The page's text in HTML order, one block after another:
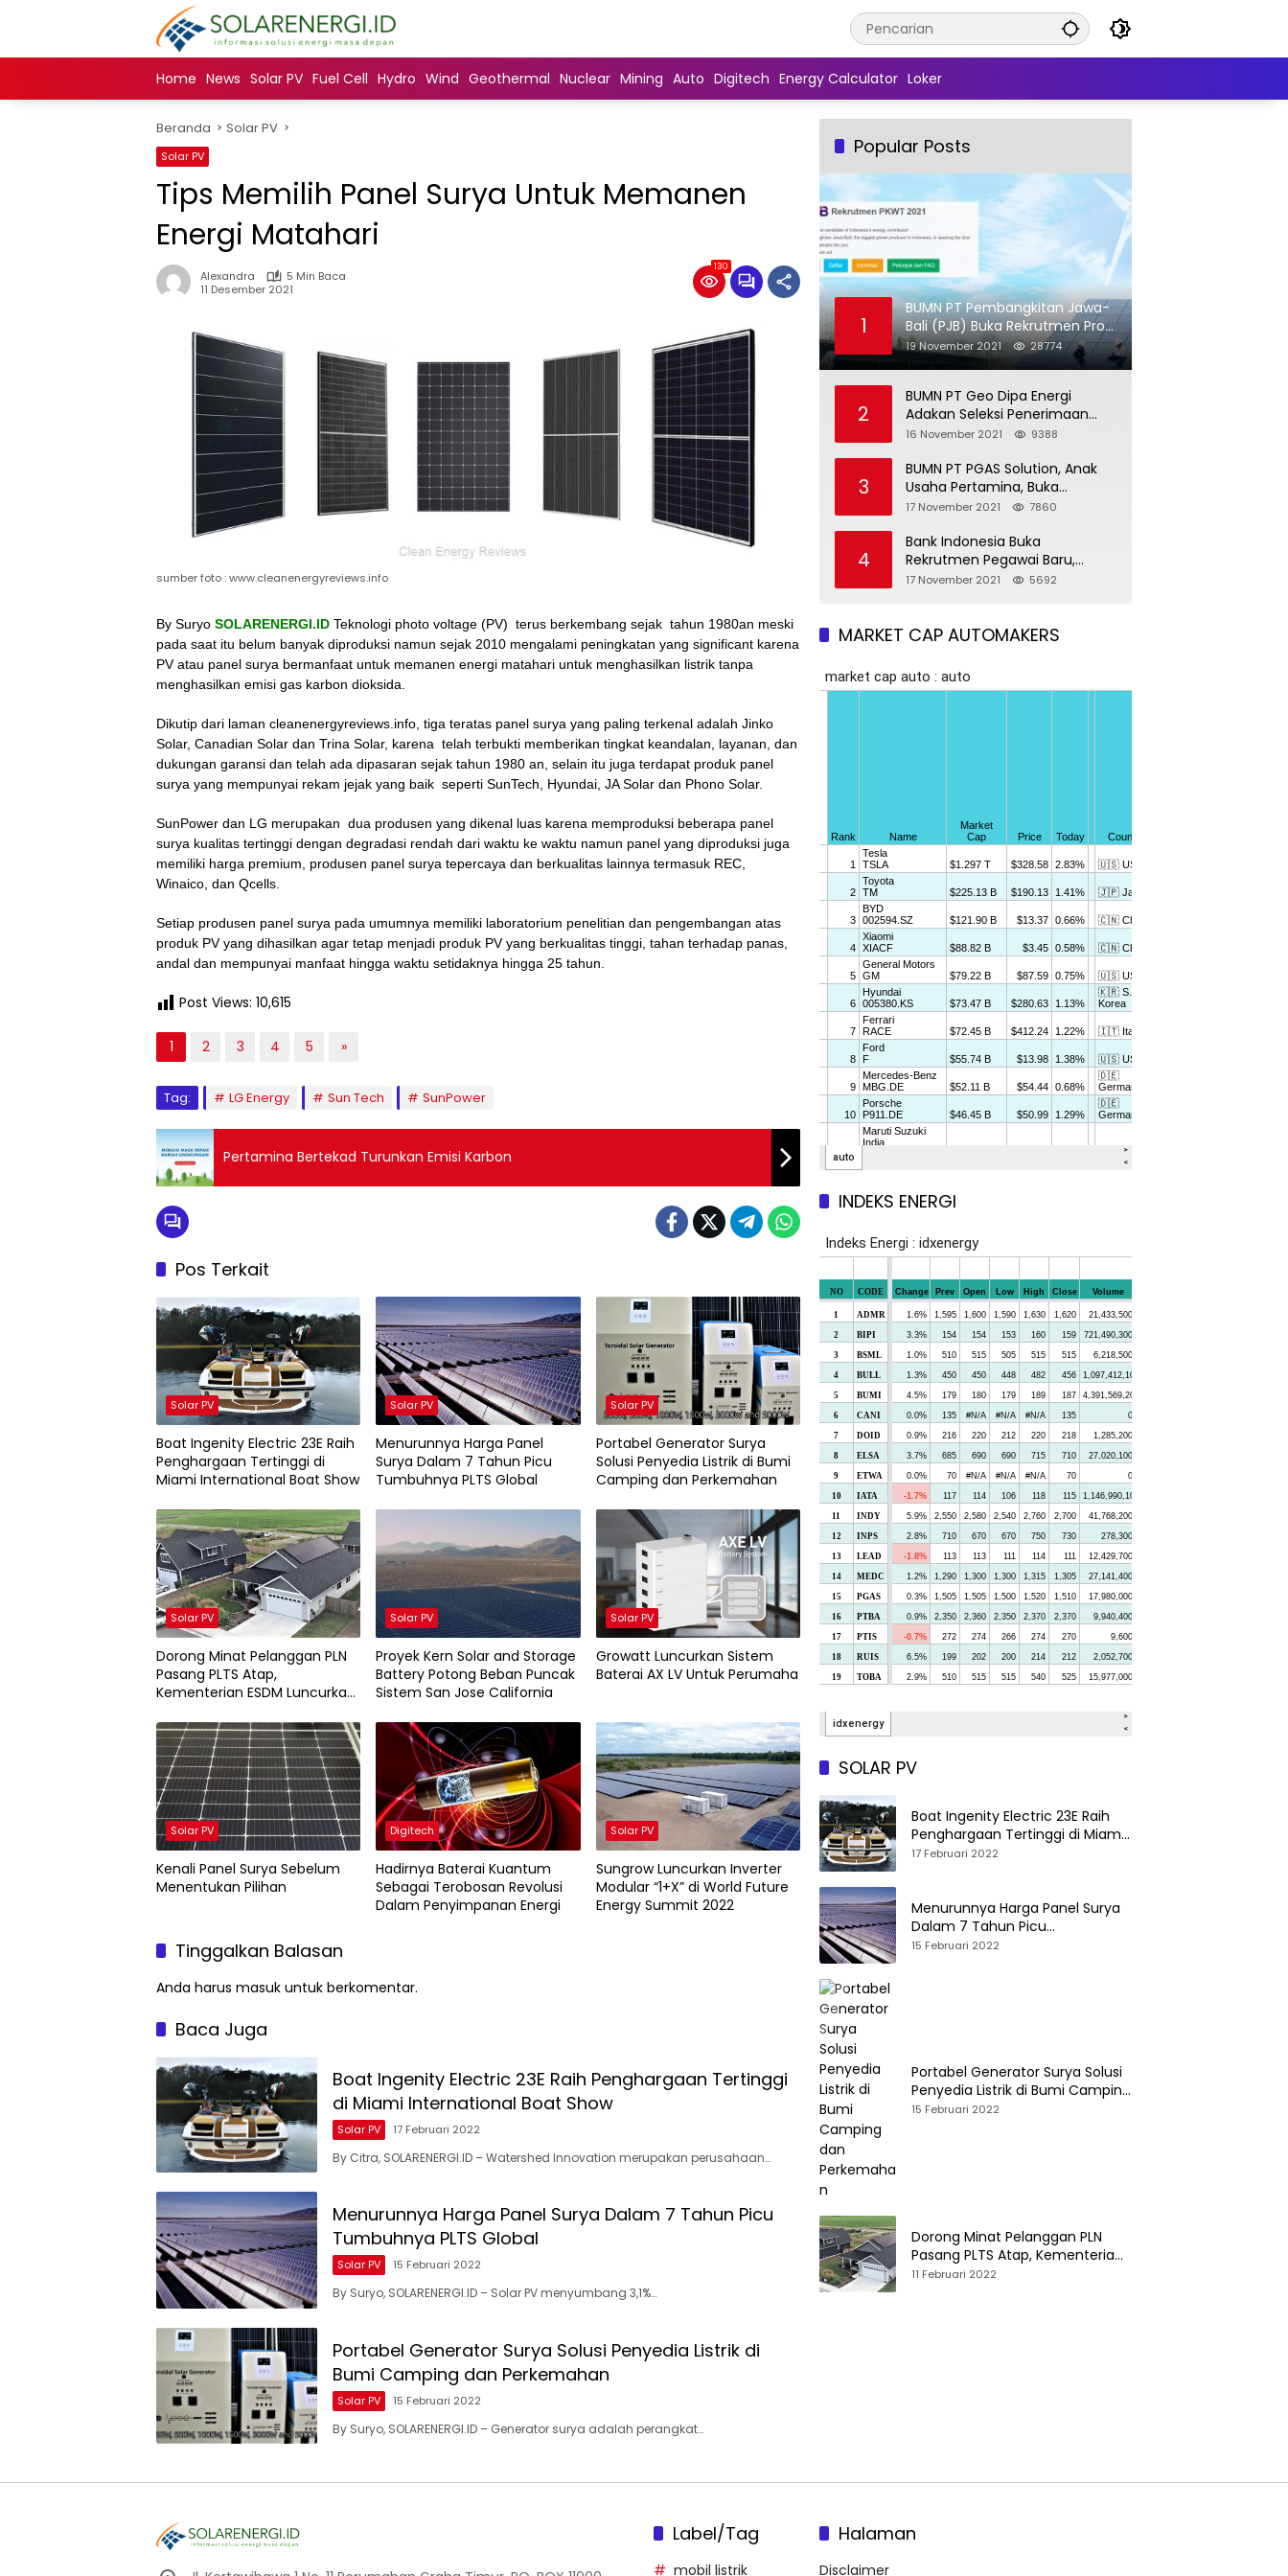
Home News Solar PV Fuel Cell Hydro Wind Geothermal Nuclear Mining Auto Digitech Energy Calculator Loker
Beranda Solar PV
Solar PV
Tips Memilih Panel Surya Untuk Memanen
Energi Matahari
Alexandra
5 Min Baca
11 Desember 2021
130
sumber foto : www.cleanenergyreviews.info
By Suryo SOLARENERGI.ID Teknologi photo voltage (PV) terus berkembang sejak tahun 1980an meski
pada saat itu belum banyak diproduksi namun sejak 2010 mengalami peningkatan yang significant karena
PV atau panel surya bermanfaat untuk memanen energi matahari untuk menghasilkan listrik tanpa
menghasilkan emisi gas karbon dioksida.
Dikutip dari laman cleanenergyreviews.info, tiga teratas panel surya yang paling terkenal adalah Jinko
Solar, Canadian Solar dan Trina Solar, karena telah terbukti memberikan tingkat keandalan, layanan, dan
dukungan garansi dan telah ada dipasaran sejak tahun 1980 an, selain itu juga terdapat produk panel
surya yang mempunyai rekam jejak yang baik seperti SunTech, Hyundai, JA Solar dan Phono Solar.
SunPower dan LG merupakan dua produsen yang dikenal luas karena memproduksi beberapa panel
surya kualitas tertinggi dengan degradasi rendah dari waktu ke waktu namun panel yang diproduksi juga
memiliki harga premium, produsen panel surya tepercaya dan berkualitas lainnya termasuk REC,
Winaico, dan Qcells.
Setiap produsen panel surya pada umumnya memiliki laboratorium penelitian dan pengembangan atas
produk PV yang dihasilkan agar tetap menjadi produk PV yang berkualitas tinggi, tahan terhadap panas,
andal dan mempunyai manfaat hingga waktu setidaknya hingga 25 tahun.
Post Views: 10,615
1 2 3 4 5 »
Tag: LG Energy Sun Tech SunPower
Pertamina Bertekad Turunkan Emisi Karbon
Pos Terkait
Solar PV
Boat Ingenity Electric 23E Raih
Penghargaan Tertinggi di
Miami International Boat Show
Solar PV
Menurunnya Harga Panel
Surya Dalam 7 Tahun Picu
Tumbuhnya PLTS Global
Solar PV
Portabel Generator Surya
Solusi Penyedia Listrik di Bumi
Camping dan Perkemahan
Solar PV
Dorong Minat Pelanggan PLN
Pasang PLTS Atap,
Kementerian ESDM Luncurkan
Solar PV
Proyek Kern Solar and Storage
Battery Potong Beban Puncak
Sistem San Jose California
Solar PV
Growatt Luncurkan Sistem
Baterai AX LV Untuk Perumaha
Solar PV
Kenali Panel Surya Sebelum
Menentukan Pilihan
Digitech
Hadirnya Baterai Kuantum
Sebagai Terobosan Revolusi
Dalam Penyimpanan Energi
Solar PV
Sungrow Luncurkan Inverter
Modular “1+X” di World Future
Energy Summit 2022
Tinggalkan Balasan
Anda harus masuk untuk berkomentar.
Baca Juga
Boat Ingenity Electric 23E Raih Penghargaan Tertinggi
di Miami International Boat Show
Solar PV 17 Februari 2022
By Citra, SOLARENERGI.ID – Watershed Innovation merupakan perusahaan…
Menurunnya Harga Panel Surya Dalam 7 Tahun Picu
Tumbuhnya PLTS Global
Solar PV 15 Februari 2022
By Suryo, SOLARENERGI.ID – Solar PV menyumbang 3,1%…
Portabel Generator Surya Solusi Penyedia Listrik di
Bumi Camping dan Perkemahan
Solar PV 15 Februari 2022
By Suryo, SOLARENERGI.ID – Generator surya adalah perangkat…
Popular Posts
1
BUMN PT Pembangkitan Jawa-
Bali (PJB) Buka Rekrutmen Pro
Hire (PKWT)
19 November 2021 28774
2
BUMN PT Geo Dipa Energi
Adakan Seleksi Penerimaan
Pegawai Baru
16 November 2021 9388
3
BUMN PT PGAS Solution, Anak
Usaha Pertamina, Buka
Rekrutmen Pegawai Baru
17 November 2021 7860
4
Bank Indonesia Buka
Rekrutmen Pegawai Baru,
Tersedia 37 Posisi
17 November 2021 5692
MARKET CAP AUTOMAKERS
INDEKS ENERGI
SOLAR PV
Boat Ingenity Electric 23E Raih
Penghargaan Tertinggi di Miami
International Boat Show
17 Februari 2022
Menurunnya Harga Panel Surya
Dalam 7 Tahun Picu
Tumbuhnya PLTS Global
15 Februari 2022
Portabel Generator Surya Solusi
Penyedia Listrik di Bumi Camping
dan Perkemahan
15 Februari 2022
Dorong Minat Pelanggan PLN
Pasang PLTS Atap, Kementerian
ESDM Luncurkan Paket Hibah SEF
11 Februari 2022
Label/Tag
mobil listrik
Halaman
Disclaimer